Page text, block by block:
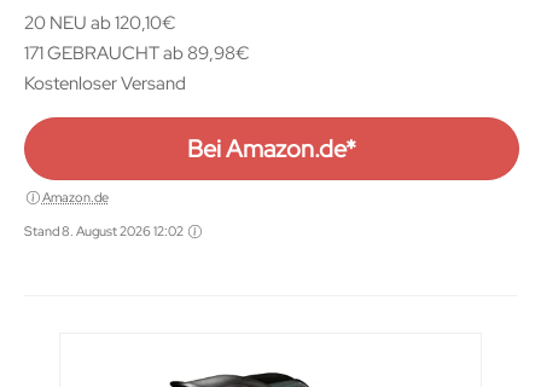
20 NEU ab 120,10€
171 GEBRAUCHT ab 89,98€
Kostenloser Versand
Bei Amazon.de*
Amazon.de
Stand 8. August 2026 12:02